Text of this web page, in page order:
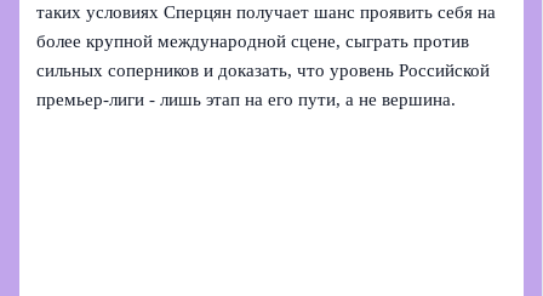
таких условиях Сперцян получает шанс проявить себя на
более крупной международной сцене, сыграть против
сильных соперников и доказать, что уровень Российской
премьер‑лиги - лишь этап на его пути, а не вершина.